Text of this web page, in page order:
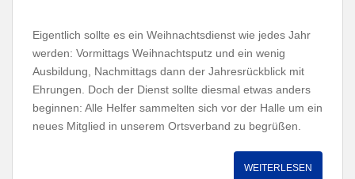
Eigentlich sollte es ein Weihnachtsdienst wie jedes Jahr
werden: Vormittags Weihnachtsputz und ein wenig
Ausbildung, Nachmittags dann der Jahresrückblick mit
Ehrungen. Doch der Dienst sollte diesmal etwas anders
beginnen: Alle Helfer sammelten sich vor der Halle um ein
neues Mitglied in unserem Ortsverband zu begrüßen.
WEITERLESEN